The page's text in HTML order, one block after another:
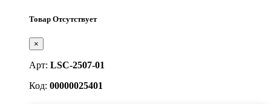
Товар Отсутствует
×
Арт: LSC-2507-01
Код: 00000025401